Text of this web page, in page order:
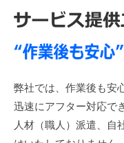
弊社では、作業後も安
迅速にアフター対応で
人材（職人）派遣、自